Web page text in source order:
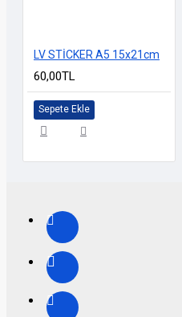
LV STİCKER A5 15x21cm
60,00TL
Sepete Ekle